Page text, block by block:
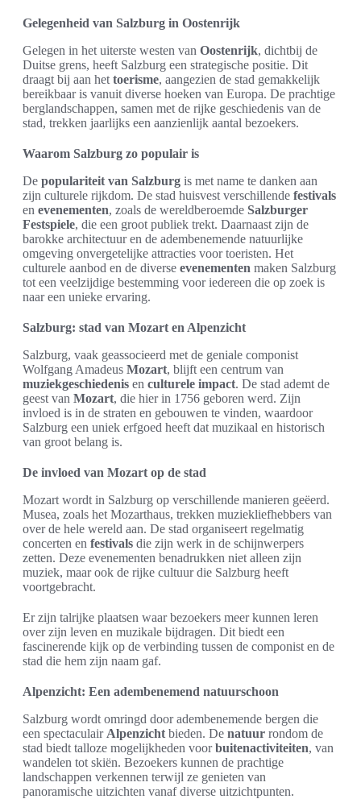
Gelegenheid van Salzburg in Oostenrijk
Gelegen in het uiterste westen van Oostenrijk, dichtbij de
Duitse grens, heeft Salzburg een strategische positie. Dit
draagt bij aan het toerisme, aangezien de stad gemakkelijk
bereikbaar is vanuit diverse hoeken van Europa. De prachtige
berglandschappen, samen met de rijke geschiedenis van de
stad, trekken jaarlijks een aanzienlijk aantal bezoekers.
Waarom Salzburg zo populair is
De populariteit van Salzburg is met name te danken aan
zijn culturele rijkdom. De stad huisvest verschillende festivals
en evenementen, zoals de wereldberoemde Salzburger
Festspiele, die een groot publiek trekt. Daarnaast zijn de
barokke architectuur en de adembenemende natuurlijke
omgeving onvergetelijke attracties voor toeristen. Het
culturele aanbod en de diverse evenementen maken Salzburg
tot een veelzijdige bestemming voor iedereen die op zoek is
naar een unieke ervaring.
Salzburg: stad van Mozart en Alpenzicht
Salzburg, vaak geassocieerd met de geniale componist
Wolfgang Amadeus Mozart, blijft een centrum van
muziekgeschiedenis en culturele impact. De stad ademt de
geest van Mozart, die hier in 1756 geboren werd. Zijn
invloed is in de straten en gebouwen te vinden, waardoor
Salzburg een uniek erfgoed heeft dat muzikaal en historisch
van groot belang is.
De invloed van Mozart op de stad
Mozart wordt in Salzburg op verschillende manieren geëerd.
Musea, zoals het Mozarthaus, trekken muziekliefhebbers van
over de hele wereld aan. De stad organiseert regelmatig
concerten en festivals die zijn werk in de schijnwerpers
zetten. Deze evenementen benadrukken niet alleen zijn
muziek, maar ook de rijke cultuur die Salzburg heeft
voortgebracht.
Er zijn talrijke plaatsen waar bezoekers meer kunnen leren
over zijn leven en muzikale bijdragen. Dit biedt een
fascinerende kijk op de verbinding tussen de componist en de
stad die hem zijn naam gaf.
Alpenzicht: Een adembenemend natuurschoon
Salzburg wordt omringd door adembenemende bergen die
een spectaculair Alpenzicht bieden. De natuur rondom de
stad biedt talloze mogelijkheden voorbuitenactiviteiten, van
wandelen tot skiën. Bezoekers kunnen de prachtige
landschappen verkennen terwijl ze genieten van
panoramische uitzichten vanaf diverse uitzichtpunten.